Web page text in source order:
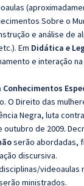
Sobre o
e análise de
Em Didática e
e interação
Conhecimentos
O Direito das
Negra, luta
outubro de 2009.
serão abordadas,
discursiva.
ministrados.